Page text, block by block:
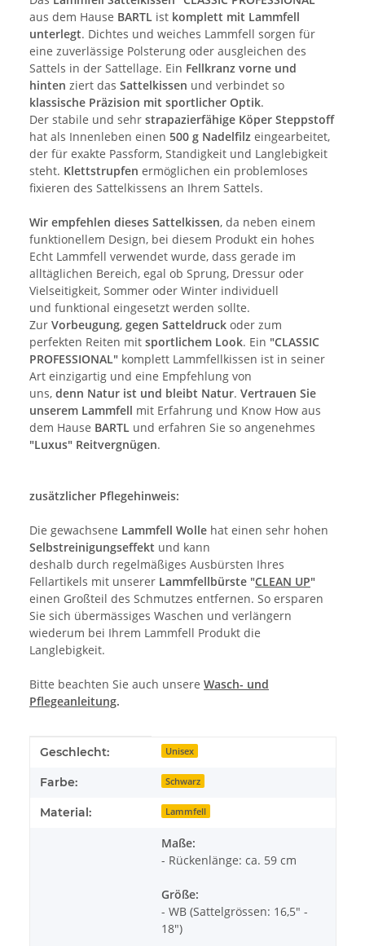
aus dem Hause BARTL ist komplett mit Lammfell
unterlegt. Dichtes und weiches Lammfell sorgen für
eine zuverlässige Polsterung oder ausgleichen des
Sattels in der Sattellage. Ein Fellkranz vorne und
hinten ziert das Sattelkissen und verbindet so
klassische Präzision mit sportlicher Optik.
Der stabile und sehr strapazierfähige Köper Steppstoff
hat als Innenleben einen 500 g Nadelfilz eingearbeitet,
der für exakte Passform, Standigkeit und Langlebigkeit
steht. Klettstrupfen ermöglichen ein problemloses
fixieren des Sattelkissens an Ihrem Sattels.
Wir empfehlen dieses Sattelkissen, da neben einem
funktionellem Design, bei diesem Produkt ein hohes
Echt Lammfell verwendet wurde, dass gerade im
alltäglichen Bereich, egal ob Sprung, Dressur oder
Vielseitigkeit, Sommer oder Winter individuell
und funktional eingesetzt werden sollte.
Zur Vorbeugung, gegen Satteldruck oder zum
perfekten Reiten mit sportlichem Look. Ein "CLASSIC
PROFESSIONAL" komplett Lammfellkissen ist in seiner
Art einzigartig und eine Empfehlung von
uns, denn Natur ist und bleibt Natur. Vertrauen Sie
unserem Lammfell mit Erfahrung und Know How aus
dem Hause BARTL und erfahren Sie so angenehmes
"Luxus" Reitvergnügen.
zusätzlicher Pflegehinweis:
Die gewachsene Lammfell Wolle hat einen sehr hohen
Selbstreinigungseffekt und kann
deshalb durch regelmäßiges Ausbürsten Ihres
Fellartikels mit unserer Lammfellbürste "CLEAN UP"
einen Großteil des Schmutzes entfernen. So ersparen
Sie sich übermässiges Waschen und verlängern
wiederum bei Ihrem Lammfell Produkt die
Langlebigkeit.
Bitte beachten Sie auch unsere Wasch- und
Pflegeanleitung.
Produkteigenschaft
Wert
Geschlecht: Unisex
Farbe: Schwarz
Material: Lammfell
Maße:
- Rückenlänge: ca. 59 cm
Größe:
- WB (Sattelgrössen: 16,5" -
18")